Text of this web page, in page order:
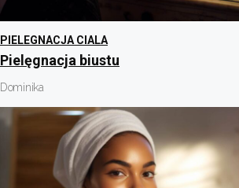
PIELEGNACJA CIALA
Pielęgnacja biustu
Dominika